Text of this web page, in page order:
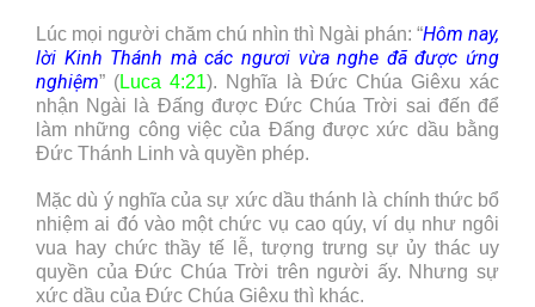
Lúc mọi người chăm chú nhìn thì Ngài phán: “Hôm nay,
lời Kinh Thánh mà các ngươi vừa nghe đã được ứng
nghiệm” (Luca 4:21). Nghĩa là Đức Chúa Giêxu xác
nhận Ngài là Đấng được Đức Chúa Trời sai đến để
làm những công việc của Đấng được xức dầu bằng
Đức Thánh Linh và quyền phép.
Mặc dù ý nghĩa của sự xức dầu thánh là chính thức bổ
nhiệm ai đó vào một chức vụ cao qúy, ví dụ như ngôi
vua hay chức thầy tế lễ, tượng trưng sự ủy thác uy
quyền của Đức Chúa Trời trên người ấy. Nhưng sự
xức dầu của Đức Chúa Giêxu thì khác.